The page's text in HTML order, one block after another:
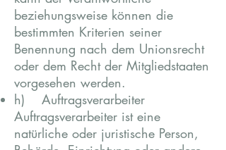
beziehungsweise können die
bestimmten Kriterien seiner
Benennung nach dem Unionsrecht
oder dem Recht der Mitgliedstaaten
vorgesehen werden.
h) Auftragsverarbeiter
Auftragsverarbeiter ist eine
natürliche oder juristische Person,